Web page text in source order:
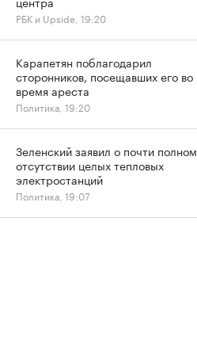
РБК и Upside, 19:20
Карапетян поблагодарил
сторонников, посещавших его во
время ареста
Политика, 19:20
Зеленский заявил о почти полном
отсутствии целых тепловых
электростанций
Политика, 19:07